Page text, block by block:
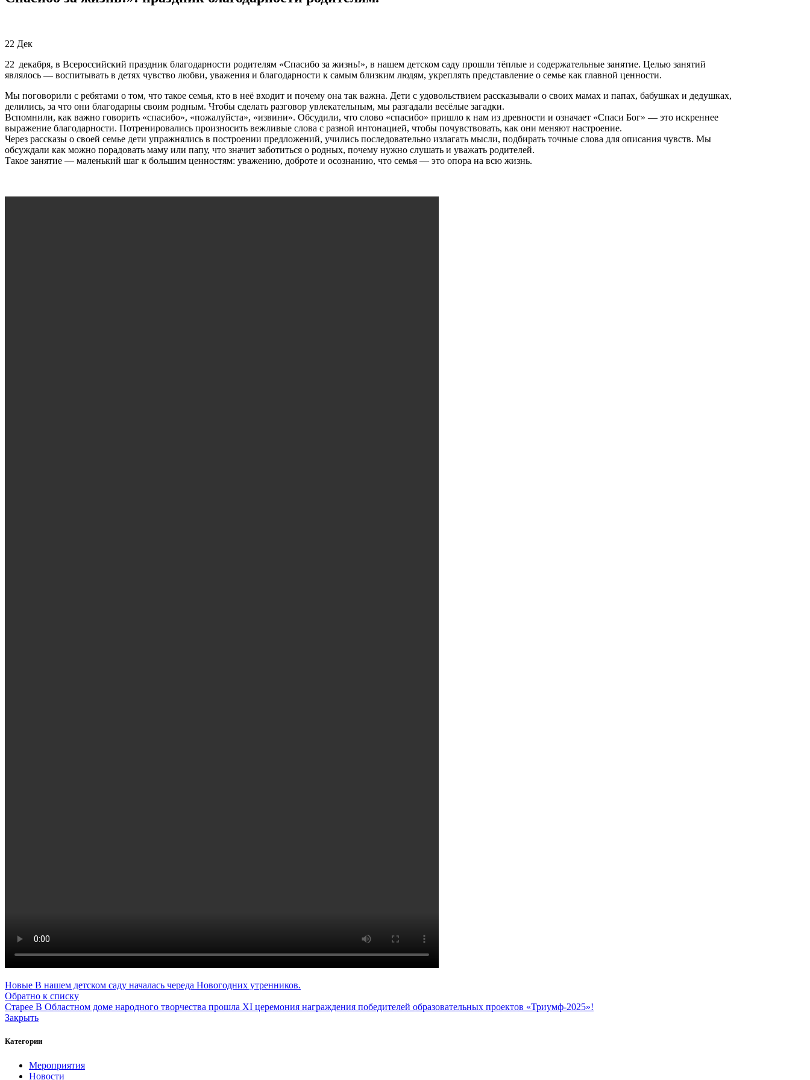
22 Дек
22 декабря, в Всероссийский праздник благодарности родителям «Спасибо за жизнь!», в нашем детском саду прошли тёплые и содержательные занятие. Целью занятий
являлось — воспитывать в детях чувство любви, уважения и благодарности к самым близким людям, укреплять представление о семье как главной ценности.
Мы поговорили с ребятами о том, что такое семья, кто в неё входит и почему она так важна. Дети с удовольствием рассказывали о своих мамах и папах, бабушках и дедушках,
делились, за что они благодарны своим родным. Чтобы сделать разговор увлекательным, мы разгадали весёлые загадки.
Вспомнили, как важно говорить «спасибо», «пожалуйста», «извини». Обсудили, что слово «спасибо» пришло к нам из древности и означает «Спаси Бог» — это искреннее
выражение благодарности. Потренировались произносить вежливые слова с разной интонацией, чтобы почувствовать, как они меняют настроение.
Через рассказы о своей семье дети упражнялись в построении предложений, учились последовательно излагать мысли, подбирать точные слова для описания чувств. Мы
обсуждали как можно порадовать маму или папу, что значит заботиться о родных, почему нужно слушать и уважать родителей.
Такое занятие — маленький шаг к большим ценностям: уважению, доброте и осознанию, что семья — это опора на всю жизнь.
Новые В нашем детском саду началась череда Новогодних утренников.
Обратно к списку
Старее В Областном доме народного творчества прошла XI церемония награждения победителей образовательных проектов «Триумф-2025»!
Закрыть
Категории
Мероприятия
Новости